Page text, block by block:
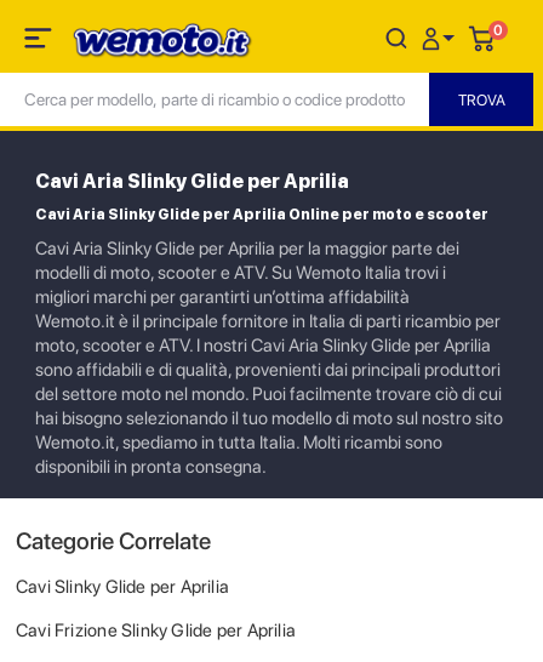
0
Cavi Aria Slinky Glide per Aprilia
Cavi Aria Slinky Glide per Aprilia Online per moto e scooter
Cavi Aria Slinky Glide per Aprilia per la maggior parte dei
modelli di moto, scooter e ATV. Su Wemoto Italia trovi i
migliori marchi per garantirti un’ottima affidabilità
Wemoto.it è il principale fornitore in Italia di parti ricambio per
moto, scooter e ATV. I nostri Cavi Aria Slinky Glide per Aprilia
sono affidabili e di qualità, provenienti dai principali produttori
del settore moto nel mondo. Puoi facilmente trovare ciò di cui
hai bisogno selezionando il tuo modello di moto sul nostro sito
Wemoto.it, spediamo in tutta Italia. Molti ricambi sono
disponibili in pronta consegna.
Categorie Correlate
Cavi Slinky Glide per Aprilia
Cavi Frizione Slinky Glide per Aprilia